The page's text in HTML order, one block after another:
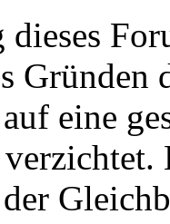
Gründen
eine